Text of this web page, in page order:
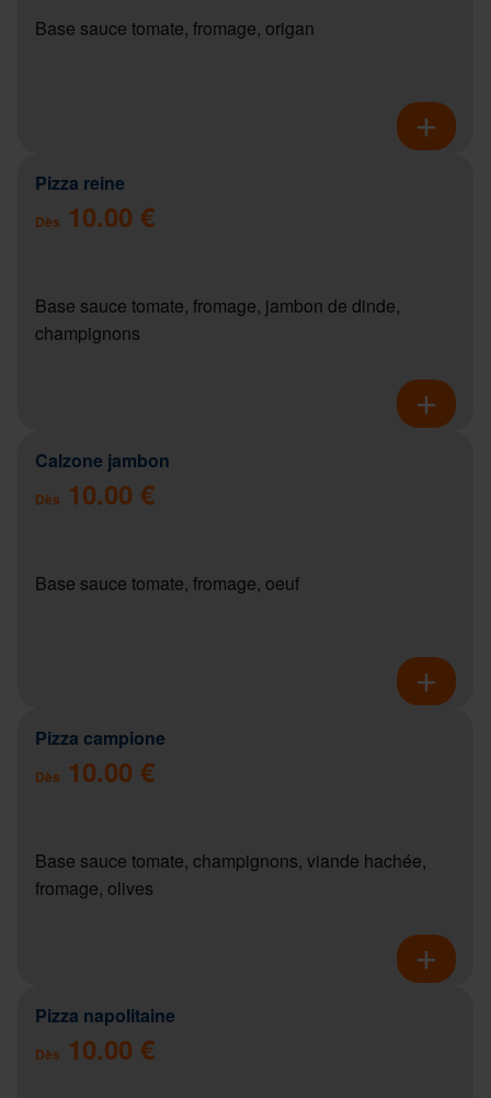
Base sauce tomate, fromage, origan
Pizza reine
Dès 10.00 €
Base sauce tomate, fromage, jambon de dinde,
champignons
Calzone jambon
Dès 10.00 €
Base sauce tomate, fromage, oeuf
Pizza campione
Dès 10.00 €
Base sauce tomate, champignons, viande hachée,
fromage, olives
Pizza napolitaine
Dès 10.00 €